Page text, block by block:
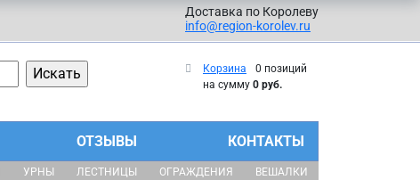
Доставка по Королеву
info@region-korolev.ru
Корзина
0 позиций
на сумму 0 руб.
ОТЗЫВЫ КОНТАКТЫ
УРНЫ ЛЕСТНИЦЫ ОГРАЖДЕНИЯ ВЕШАЛКИ